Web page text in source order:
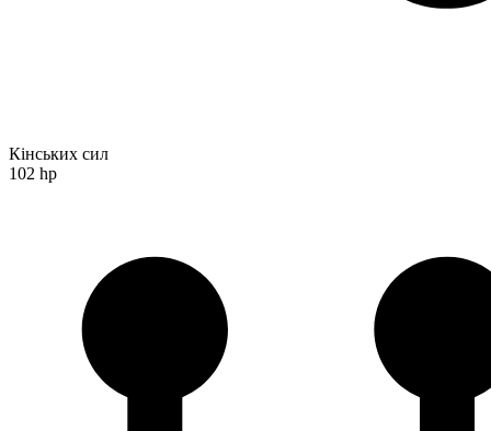
Кінських сил
102 hp